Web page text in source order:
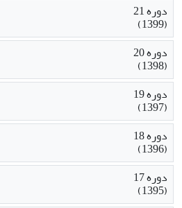
دوره 21
(1399)
دوره 20
(1398)
دوره 19
(1397)
دوره 18
(1396)
دوره 17
(1395)